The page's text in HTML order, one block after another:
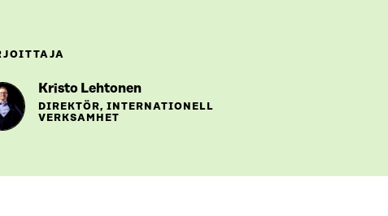
Kristo Lehtonen
DIREKTÖR, INTERNATIONELL
VERKSAMHET